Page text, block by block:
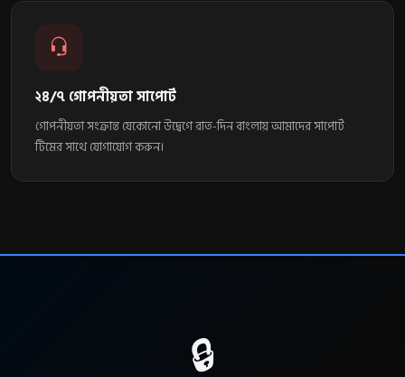
২৪/৭ গোপনীয়তা সাপোর্ট
গোপনীয়তা সংক্রান্ত যেকোনো উদ্বেগে রাত-দিন বাংলায় আমাদের সাপোর্ট
টিমের সাথে যোগাযোগ করুন।
🔒